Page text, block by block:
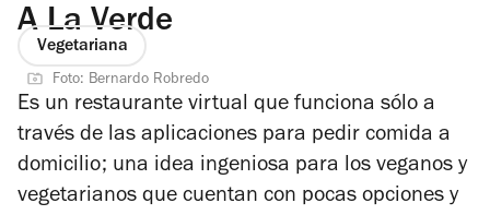
A La Verde
Vegetariana
Foto: Bernardo Robredo
Es un restaurante virtual que funciona sólo a
través de las aplicaciones para pedir comida a
domicilio; una idea ingeniosa para los veganos y
vegetarianos que cuentan con pocas opciones y